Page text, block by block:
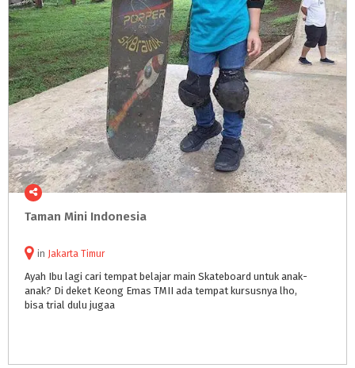
Taman Mini Indonesia
in Jakarta Timur
Ayah Ibu lagi cari tempat belajar main Skateboard untuk anak-
anak? Di deket Keong Emas TMII ada tempat kursusnya lho,
bisa trial dulu jugaa